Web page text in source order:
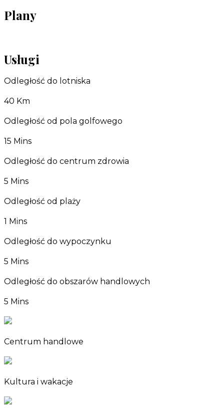
Plany
Usługi
Odległość do lotniska
40 Km
Odległość od pola golfowego
15 Mins
Odległość do centrum zdrowia
5 Mins
Odległość od plaży
1 Mins
Odległość do wypoczynku
5 Mins
Odległość do obszarów handlowych
5 Mins
Centrum handlowe
Kultura i wakacje